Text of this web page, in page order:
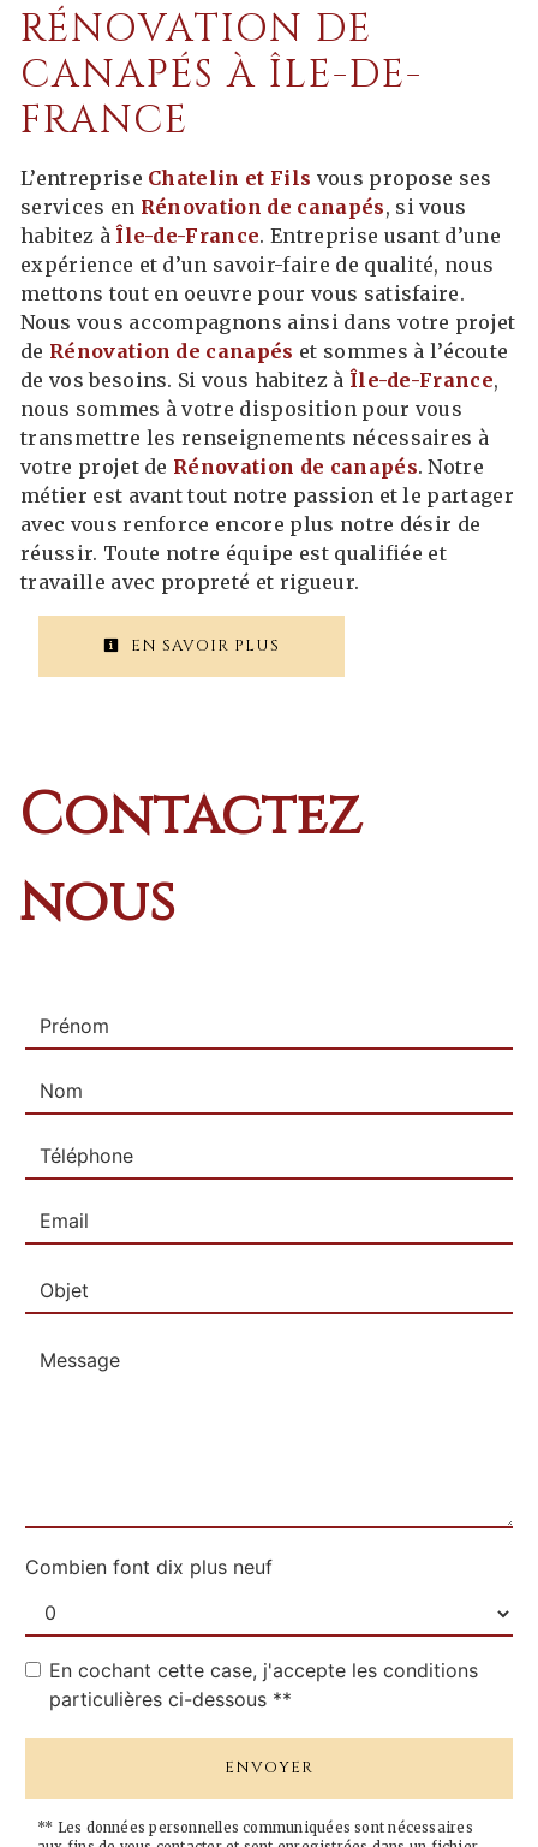
RÉNOVATION DE
CANAPÉS À ÎLE-DE-
FRANCE
L’entreprise Chatelin et Fils vous propose ses
services en Rénovation de canapés, si vous
habitez à Île-de-France. Entreprise usant d’une
expérience et d’un savoir-faire de qualité, nous
mettons tout en oeuvre pour vous satisfaire.
Nous vous accompagnons ainsi dans votre projet
de Rénovation de canapés et sommes à l’écoute
de vos besoins. Si vous habitez à Île-de-France,
nous sommes à votre disposition pour vous
transmettre les renseignements nécessaires à
votre projet de Rénovation de canapés. Notre
métier est avant tout notre passion et le partager
avec vous renforce encore plus notre désir de
réussir. Toute notre équipe est qualifiée et
travaille avec propreté et rigueur.
EN SAVOIR PLUS
Contactez
nous
Combien font dix plus neuf
En cochant cette case, j'accepte les conditions
particulières ci-dessous **
ENVOYER
** Les données personnelles communiquées sont nécessaires